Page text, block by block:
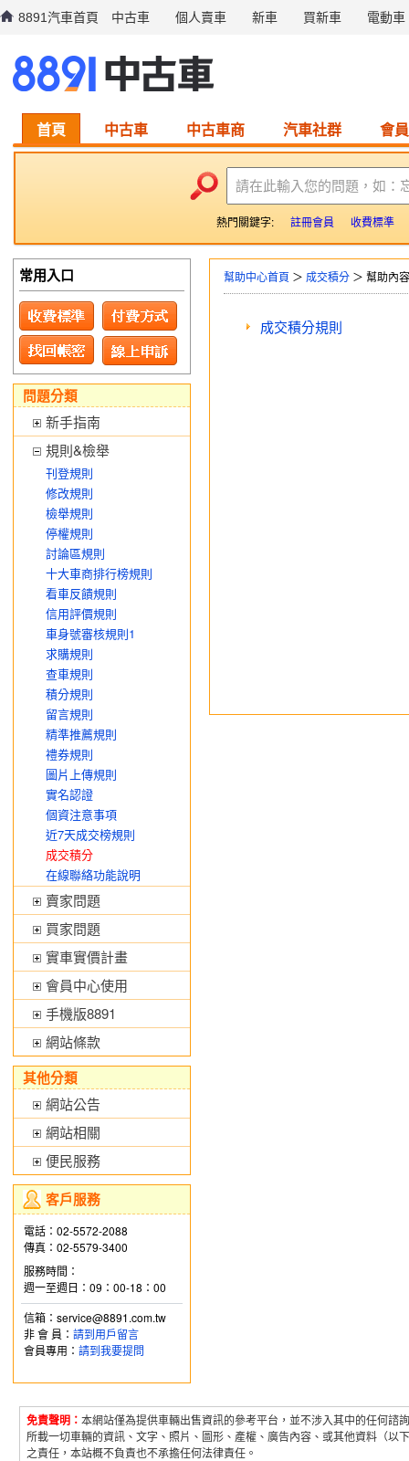
8891汽車首頁 中古車 個人賣車 新車 買新車 電動車
首頁 中古車 中古車商 汽車社群 會
請在此輸入您的問題，如：
熱門關鍵字: 註冊會員 收費標準
幫助中心首頁 ＞ 成交積分 ＞ 幫助內容
成交積分規則
常用入口
問題分類
新手指南
規則&檢舉
刊登規則
修改規則
檢舉規則
停權規則
討論區規則
十大車商排行榜規則
看車反饋規則
信用評價規則
車身號審核規則1
求購規則
查車規則
積分規則
留言規則
精準推薦規則
禮券規則
圖片上傳規則
實名認證
個資注意事項
近7天成交榜規則
成交積分
在線聯絡功能說明
賣家問題
買家問題
實車實價計畫
會員中心使用
手機版8891
網站條款
其他分類
網站公告
網站相關
便民服務
客戶服務
電話：02-5572-2088
傳真：02-5579-3400
服務時間：
週一至週日：09：00-18：00
信箱：service@8891.com.tw
非 會 員： 請到用戶留言
會員專用： 請到我要提問
免責聲明： 本網站僅為提供車輛出售資訊的參考平台，並不涉入其中的任何
所載一切車輛的資訊、文字、照片、圖形、產權、廣告內容、或其他資料（
之責任，本站概不負責也不承擔任何法律責任。